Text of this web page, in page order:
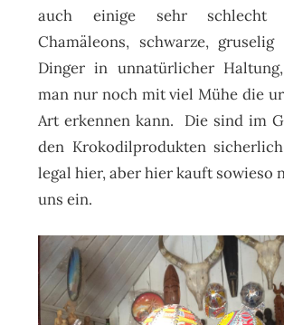
auch einige sehr schlecht
Chamäleons, schwarze, gruselig
Dinger in unnatürlicher
man nur noch mit viel Mühe die
Art erkennen kann. Die sind im
den Krokodilprodukten
legal hier, aber hier kauft sowieso
uns ein.